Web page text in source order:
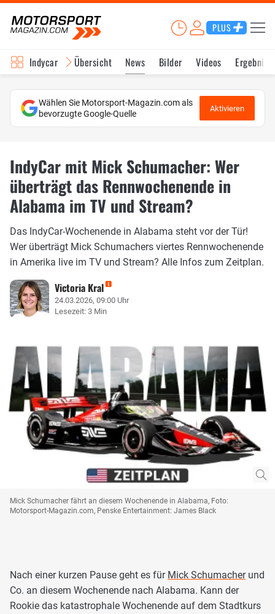
PLUS
Indycar Übersicht News Bilder Videos
Wählen Sie Motorsport-Magazin.com als
bevorzugte Google-Quelle
Aktivieren
IndyCar mit Mick Schumacher: Wer
überträgt das Rennwochenende in
Alabama im TV und Stream?
Das IndyCar-Wochenende in Alabama steht vor der Tür!
Wer überträgt Mick Schumachers viertes Rennwochenende
in Amerika live im TV und Stream? Alle Infos zum Zeitplan.
Victoria Kral
24.03.2026, 09:00 Uhr
Lesezeit: 3 Min
Mick Schumacher fährt an diesem Wochenende in Alabama, Foto:
Motorsport-Magazin.com, Penske Entertainment: James Black
Nach einer kurzen Pause geht es für Mick Schumacherund
Co. an diesem Wochenende nach Alabama. Kann der
Rookie das katastrophale Wochenende auf dem Stadtkurs